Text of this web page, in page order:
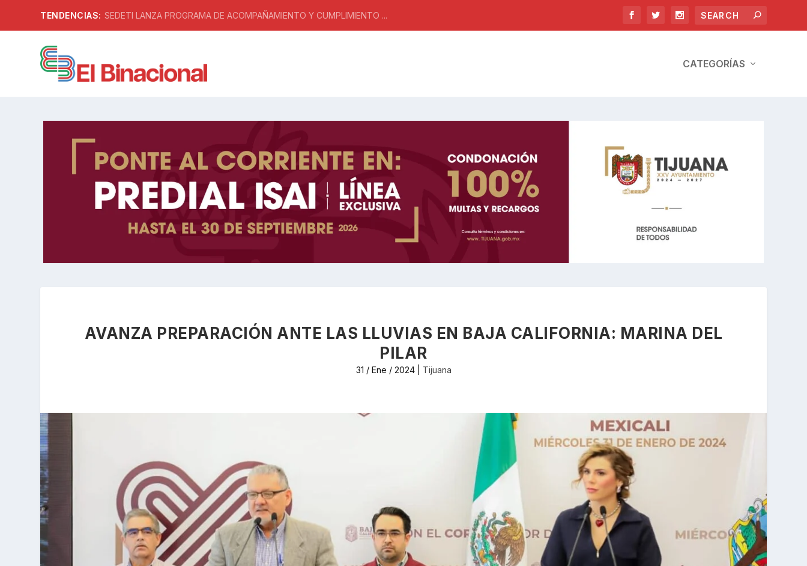
TENDENCIAS: SEDETI LANZA PROGRAMA DE ACOMPAÑAMIENTO Y CUMPLIMIENTO ...
CATEGORÍAS
AVANZA PREPARACIÓN ANTE LAS LLUVIAS EN BAJA CALIFORNIA: MARINA DEL
PILAR
31 / Ene / 2024| Tijuana